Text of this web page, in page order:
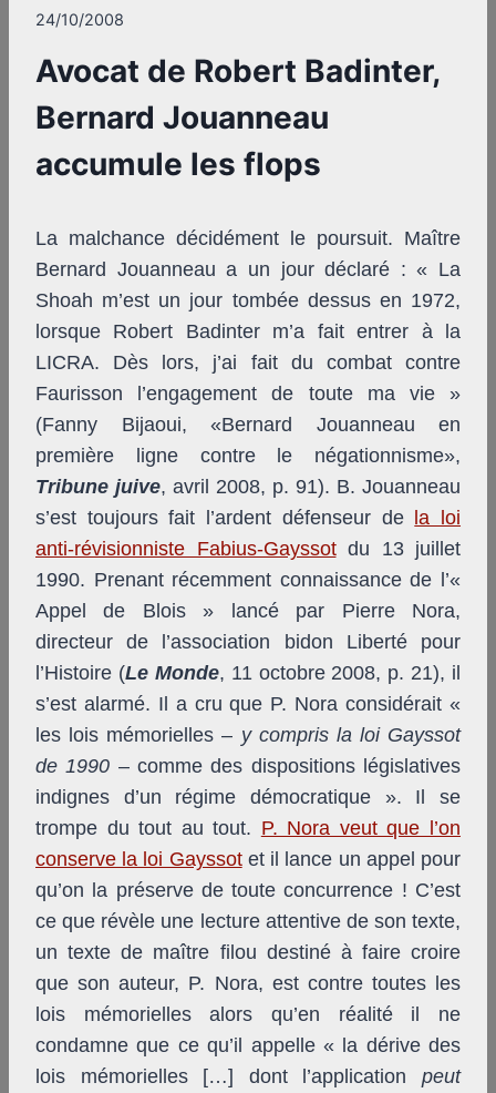
24/10/2008
Avocat de Robert Badinter,
Bernard Jouanneau
accumule les flops
La malchance décidément le poursuit. Maître
Bernard Jouanneau a un jour déclaré : « La
Shoah m’est un jour tombée dessus en 1972,
lorsque Robert Badinter m’a fait entrer à la
LICRA. Dès lors, j’ai fait du combat contre
Faurisson l’engagement de toute ma vie »
(Fanny Bijaoui, «Bernard Jouanneau en
première ligne contre le négationnisme»,
Tribune juive, avril 2008, p. 91). B. Jouanneau
s’est toujours fait l’ardent défenseur de
la loi
anti-révisionniste Fabius-Gayssotdu 13 juillet
1990. Prenant récemment connaissance de l’«
Appel de Blois » lancé par Pierre Nora,
directeur de l’association bidon Liberté pour
l’Histoire (Le Monde, 11 octobre 2008, p. 21), il
s’est alarmé. Il a cru que P. Nora considérait «
les lois mémorielles – y compris la loi Gayssot
de 1990 – comme des dispositions législatives
indignes d’un régime démocratique ». Il se
trompe du tout au tout. P. Nora veut que l’on
conserve la loi Gayssotet il lance un appel pour
qu’on la préserve de toute concurrence ! C’est
ce que révèle une lecture attentive de son texte,
un texte de maître filou destiné à faire croire
que son auteur, P. Nora, est contre toutes les
lois mémorielles alors qu’en réalité il ne
condamne que ce qu’il appelle « la dérive des
lois mémorielles […] dont l’application peut